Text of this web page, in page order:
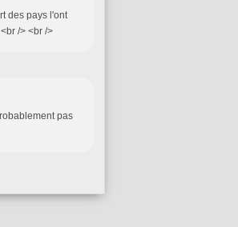
des pays l'ont
/> <br />
pas